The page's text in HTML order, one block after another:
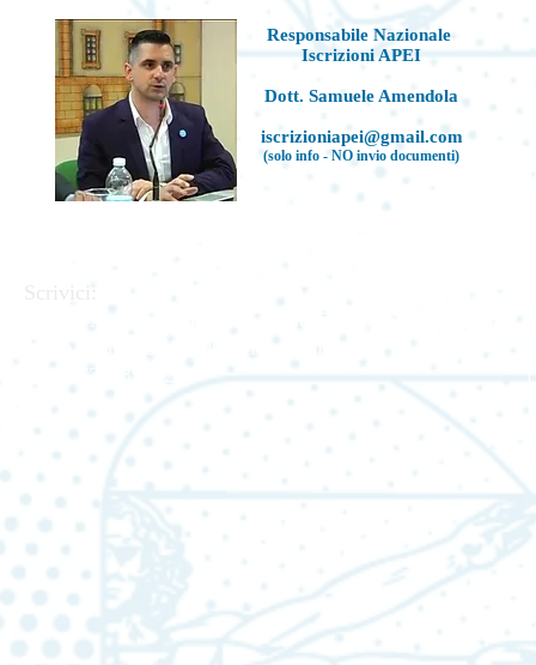
Responsabile Nazionale
Iscrizioni APEI
Dott. Samuele Amendola
iscrizioniapei@gmail.com
(solo info - NO invio documenti)
97220390823